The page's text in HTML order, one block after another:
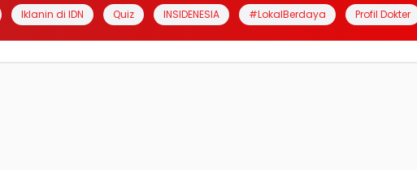
Iklanin di IDN Quiz INSIDENESIA #LokalBerdaya Profil Dokter